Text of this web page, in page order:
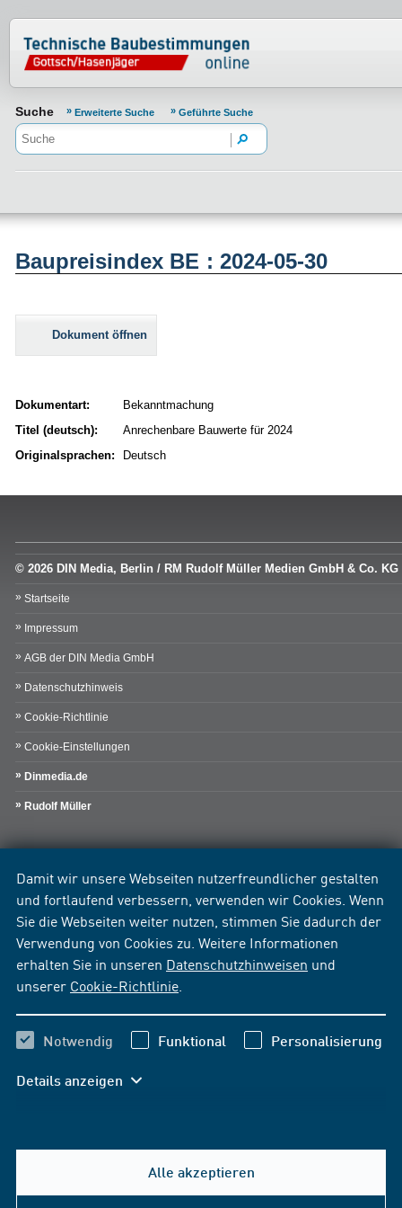
Damit wir unsere Webseiten nutzerfreundlicher gestalten
und fortlaufend verbessern, verwenden wir Cookies. Wenn
Sie die Webseiten weiter nutzen, stimmen Sie dadurch der
Verwendung von Cookies zu. Weitere Informationen
erhalten Sie in unseren Datenschutzhinweisen und
unserer Cookie-Richtlinie
Notwendig Funktional Personalisierung
Details anzeigen
Alle akzeptieren
Normenportal Barrierefreiheit
Suche Erweiterte Suche Geführte Suche
Baupreisindex BE : 2024-05-30
Dokument öffnen
Dokumentart:
Bekanntmachung
Titel (deutsch):
Anrechenbare Bauwerte für 2024
Originalsprachen:
Deutsch
© 2026 DIN Media, Berlin / RM Rudolf Müller Medien GmbH & Co. KG
Startseite
Impressum
AGB der DIN Media GmbH
Datenschutzhinweis
Cookie-Richtlinie
Cookie-Einstellungen
Dinmedia.de
Rudolf Müller
Hilfe & Kontakt